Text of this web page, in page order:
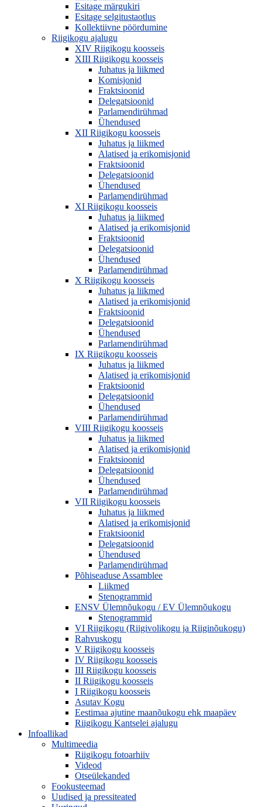
Esitage märgukiri
Esitage selgitustaotlus
Kollektiivne pöördumine
Riigikogu ajalugu
XIV Riigikogu koosseis
XIII Riigikogu koosseis
Juhatus ja liikmed
Komisjonid
Fraktsioonid
Delegatsioonid
Parlamendirühmad
Ühendused
XII Riigikogu koosseis
Juhatus ja liikmed
Alatised ja erikomisjonid
Fraktsioonid
Delegatsioonid
Ühendused
Parlamendirühmad
XI Riigikogu koosseis
Juhatus ja liikmed
Alatised ja erikomisjonid
Fraktsioonid
Delegatsioonid
Ühendused
Parlamendirühmad
X Riigikogu koosseis
Juhatus ja liikmed
Alatised ja erikomisjonid
Fraktsioonid
Delegatsioonid
Ühendused
Parlamendirühmad
IX Riigikogu koosseis
Juhatus ja liikmed
Alatised ja erikomisjonid
Fraktsioonid
Delegatsioonid
Ühendused
Parlamendirühmad
VIII Riigikogu koosseis
Juhatus ja liikmed
Alatised ja erikomisjonid
Fraktsioonid
Delegatsioonid
Ühendused
Parlamendirühmad
VII Riigikogu koosseis
Juhatus ja liikmed
Alatised ja erikomisjonid
Fraktsioonid
Delegatsioonid
Ühendused
Parlamendirühmad
Põhiseaduse Assamblee
Liikmed
Stenogrammid
ENSV Ülemnõukogu / EV Ülemnõukogu
Stenogrammid
VI Riigikogu (Riigivolikogu ja Riiginõukogu)
Rahvuskogu
V Riigikogu koosseis
IV Riigikogu koosseis
III Riigikogu koosseis
II Riigikogu koosseis
I Riigikogu koosseis
Asutav Kogu
Eestimaa ajutine maanõukogu ehk maapäev
Riigikogu Kantselei ajalugu
Infoallikad
Multimeedia
Riigikogu fotoarhiiv
Videod
Otseülekanded
Fookusteemad
Uudised ja pressiteated